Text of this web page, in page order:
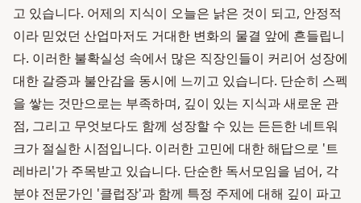
고 있습니다. 어제의 지식이 오늘은 낡은 것이 되고, 안정적
이라 믿었던 산업마저도 거대한 변화의 물결 앞에 흔들립니
다. 이러한 불확실성 속에서 많은 직장인들이 커리어 성장에
대한 갈증과 불안감을 동시에 느끼고 있습니다. 단순히 스펙
을 쌓는 것만으로는 부족하며, 깊이 있는 지식과 새로운 관
점, 그리고 무엇보다도 함께 성장할 수 있는 든든한 네트워
크가 절실한 시점입니다. 이러한 고민에 대한 해답으로 '트
레바리'가 주목받고 있습니다. 단순한 독서모임을 넘어, 각
분야 전문가인 '클럽장'과 함께 특정 주제에 대해 깊이 파고